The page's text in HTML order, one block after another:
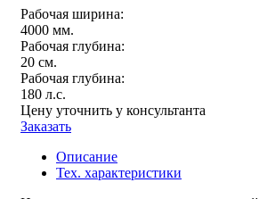
Рабочая ширина:
4000 мм.
Рабочая глубина:
20 см.
Рабочая глубина:
180 л.с.
Цену уточнить у консультанта
Заказать
Описание
Тех. характеристики